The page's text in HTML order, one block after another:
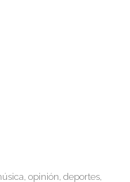
opinión, deportes,